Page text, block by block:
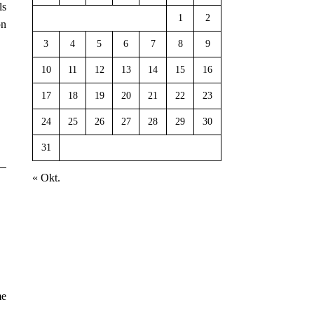
1 2
3 4 5 6 7 8 9
10 11 12 13 14 15 16
17 18 19 20 21 22 23
24 25 26 27 28 29 30
31
« Okt.